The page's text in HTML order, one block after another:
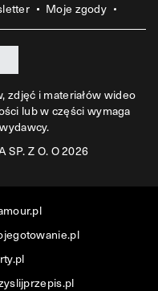
Moje zgody
zdjęć i materiałów wideo
lub w części wymaga
SP. Z O. O 2026